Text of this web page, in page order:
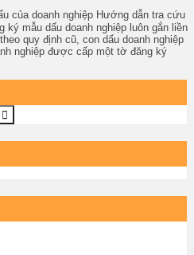
Hướng dẫn tra cứu
mẫu dấu doanh nghiệp luôn gắn liền
quy định cũ, con dấu doanh nghiệp
nghiệp được cấp một tờ đăng ký